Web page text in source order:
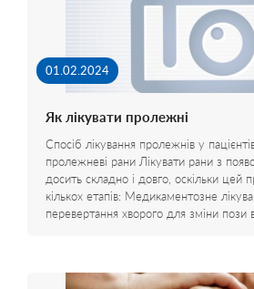
01.02.2024
Як лікувати пролежні
Спосіб лікування пролежнів у
пролежневі рани Лікувати рани з
досить складно і довго, оскільки цей
кількох етапів: Медикаментозне
перевертання хворого для зміни пози